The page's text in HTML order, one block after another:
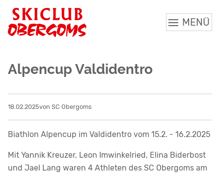
MENÜ
Alpencup Valdidentro
18.02.2025von SC Obergoms
Biathlon Alpencup im Valdidentro vom 15.2. - 16.2.2025
Mit Yannik Kreuzer, Leon Imwinkelried, Elina Biderbost
und Jael Lang waren 4 Athleten des SC Obergoms am